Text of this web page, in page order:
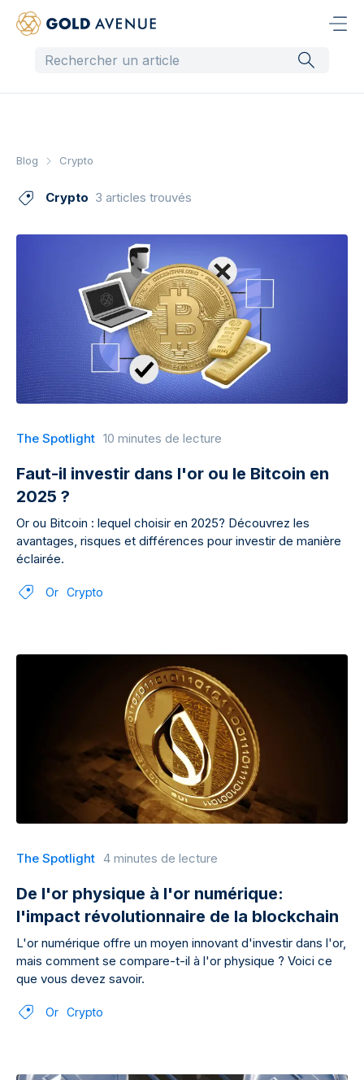
Blog Crypto
Crypto 3 articles trouvés
The Spotlight 10 minutes de lecture
Faut-il investir dans l'or ou le Bitcoin en
2025 ?
Or ou Bitcoin : lequel choisir en 2025? Découvrez les
avantages, risques et différences pour investir de manière
éclairée.
Or Crypto
The Spotlight 4 minutes de lecture
De l'or physique à l'or numérique:
l'impact révolutionnaire de la blockchain
L'or numérique offre un moyen innovant d'investir dans l'or,
mais comment se compare-t-il à l'or physique ? Voici ce
que vous devez savoir.
Or Crypto